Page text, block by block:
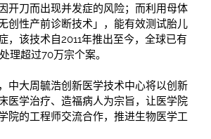
开刀而出现并发症的风险；而利用母体
创性产前诊断技术」，能有效测试胎儿
，该技术自2011年推出至今，全球已有
理超过70万宗个案。
中大周毓浩创新医学技术中心将以创新
医学治疗、造福病人为宗旨，让医学院
院的工程师交流合作，推进生物医学工